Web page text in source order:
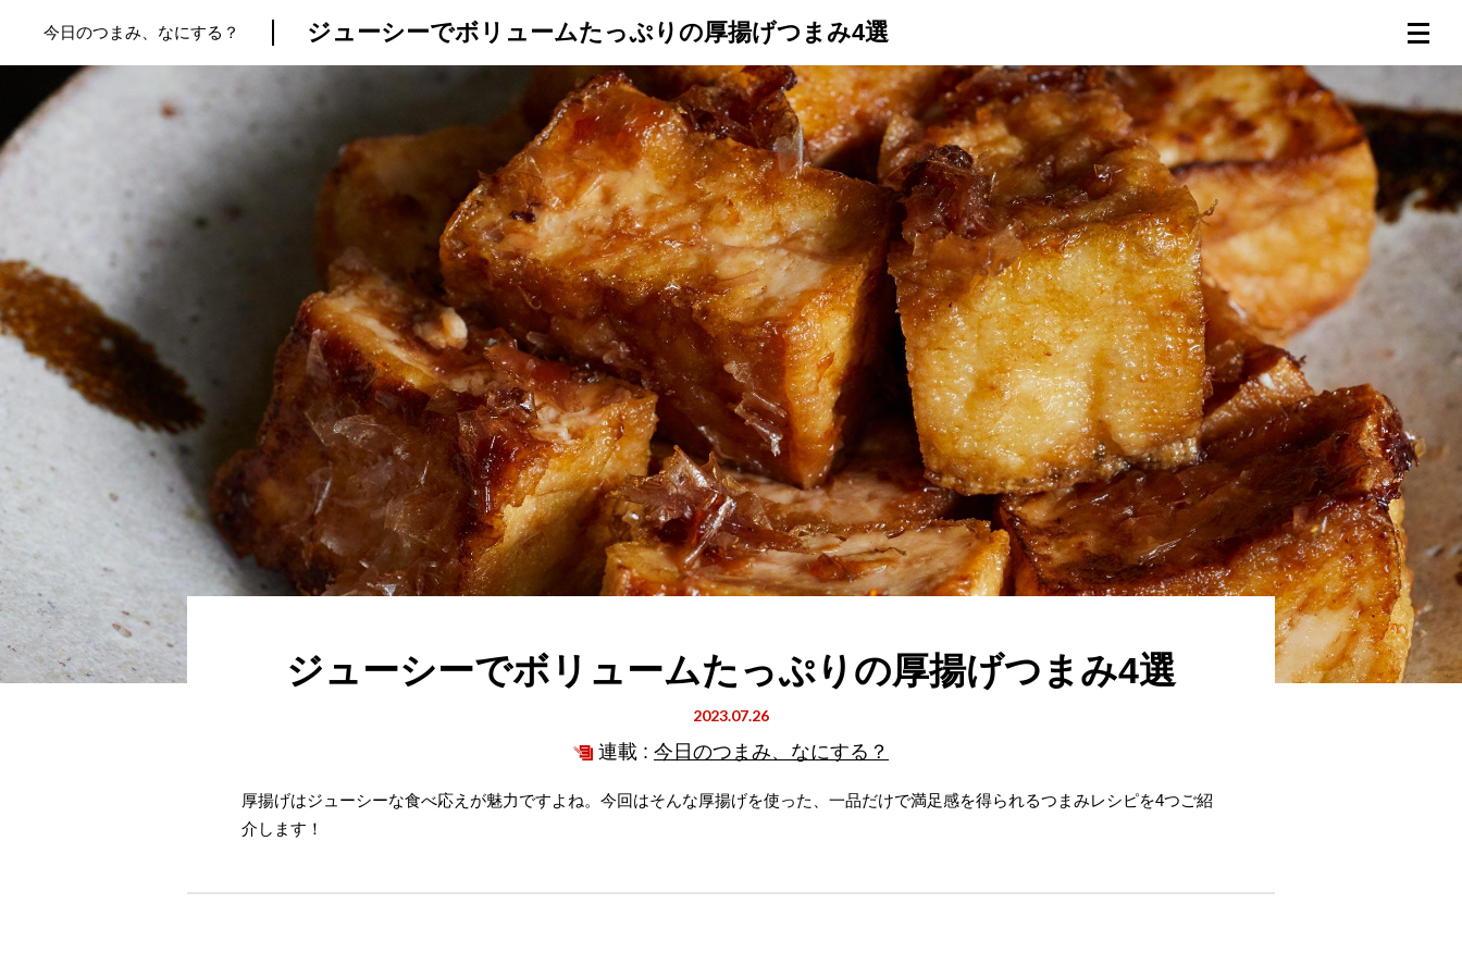
トップ プロが教えるレシピ 厳選！店探し 食のストーリー
今日のつまみ、なにする？ ジューシーでボリュームたっぷりの厚揚げつまみ4選
ジューシーでボリュームたっぷりの厚揚げつまみ4選
2023.07.26
連載 : 今日のつまみ、なにする？
厚揚げはジューシーな食べ応えが魅力ですよね。今回はそんな厚揚げを使った、一品だけで満足感を得られるつまみレシピを4つご紹
介します！